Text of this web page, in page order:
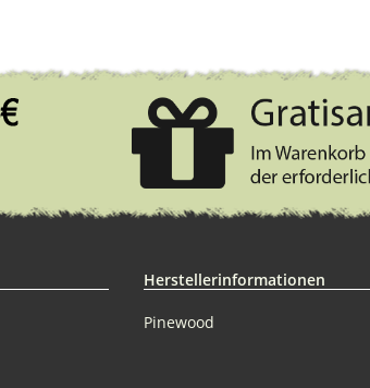
Herstellerinformationen
Pinewood